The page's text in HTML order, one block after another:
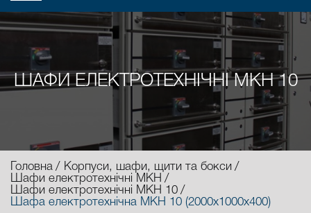
ШАФИ ЕЛЕКТРОТЕХНІЧНІ МКН 10
Головна
Корпуси, шафи, щити та бокси
Шафи електротехнічні МКН
Шафи електротехнічні МКН 10
Шафа електротехнічна МКН 10 (2000х1000х400)